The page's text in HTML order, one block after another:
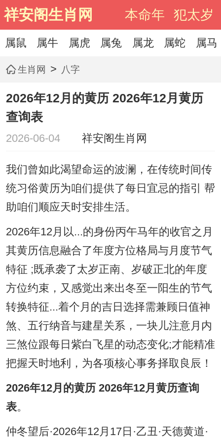
祥安阁生肖网 本命年 犯太岁
属鼠 属牛 属虎 属兔 属龙 属蛇 属马
生肖网 > 八字
2026年12月的黄历 2026年12月黄历
查询表
2026-06-04 祥安阁生肖网
我们曾如此渴望命运的波澜，在传统时间传
统习俗黄历为咱们提供了每日宜忌的指引 帮
助咱们顺应天时安排生活。
2026年12月以...的身份丙午马年的收官之月
其黄历信息融合了年度方位格局与月度节气
特征 ;既承袭了太岁正南、岁破正北的年度
方位约束，又感觉出来出冬至一阳生的节气
转换特征...着个月的吉日选择需兼顾日值神
煞、五行纳音与建星关系，一块儿注意月内
三煞位跟每日紫白飞星的动态变化;才能精准
把握天时地利，为各项核心事务择取良辰！
2026年12月的黄历 2026年12月黄历查询
表。
仲冬望后·2026年12月17日·乙丑·天德黄道·